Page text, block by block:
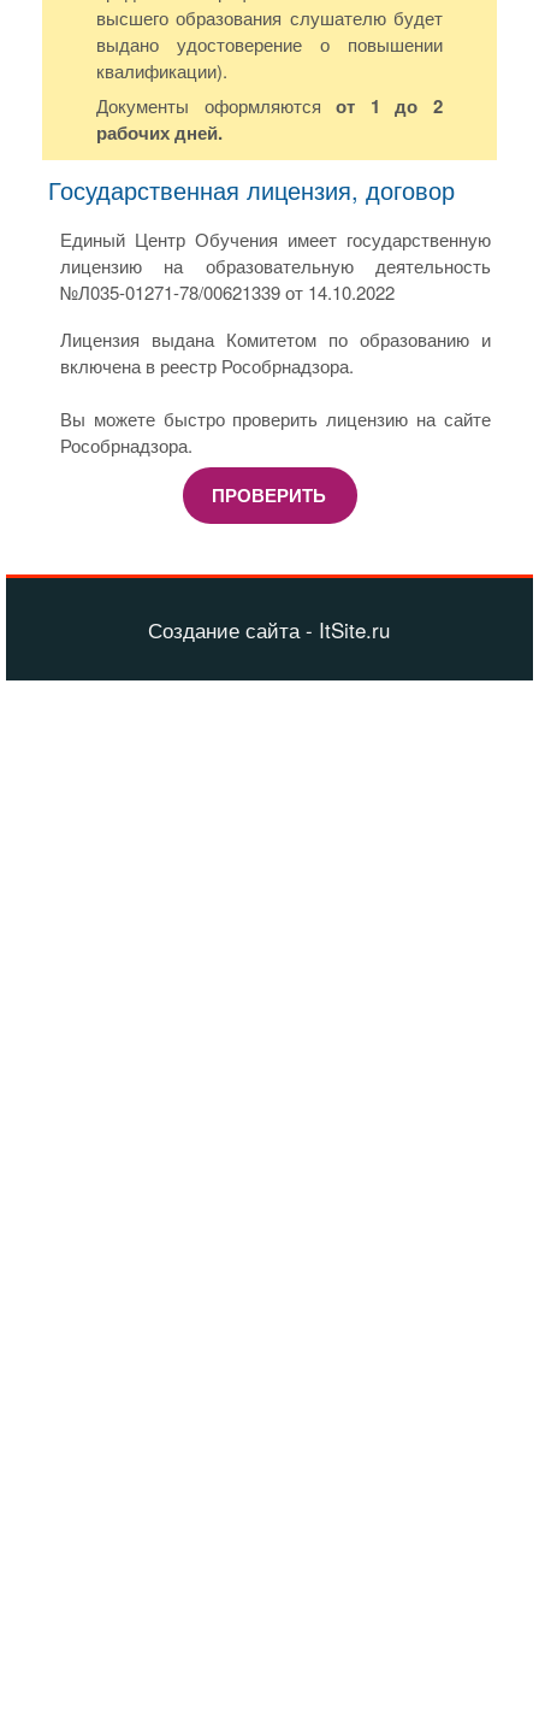
высшего образования слушателю будет
выдано удостоверение о повышении
квалификации).
Документы оформляютсяот 1 до 2
рабочих дней.
Государственная лицензия, договор
Единый Центр Обучения имеет государственную
лицензию на образовательную деятельность
№Л035-01271-78/00621339 от 14.10.2022
Лицензия выдана Комитетом по образованию и
включена в реестр Рособрнадзора.
Вы можете быстро проверить лицензию на сайте
Рособрнадзора.
ПРОВЕРИТЬ
Создание сайта - ItSite.ru